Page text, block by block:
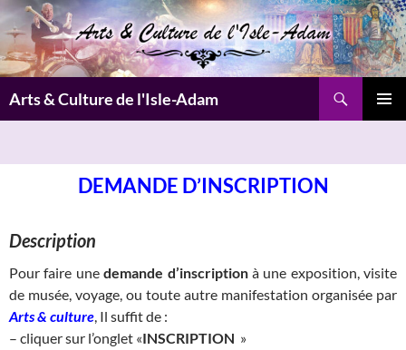
Aller
au
contenu
Arts & Culture de l'Isle-Adam
DEMANDE D’INSCRIPTION
Description
Pour faire unedemande d’inscriptionà une exposition, visite
de musée, voyage, ou toute autre manifestation organisée par
Arts & culture, Il suffit de :
– cliquer sur l’onglet «INSCRIPTION »